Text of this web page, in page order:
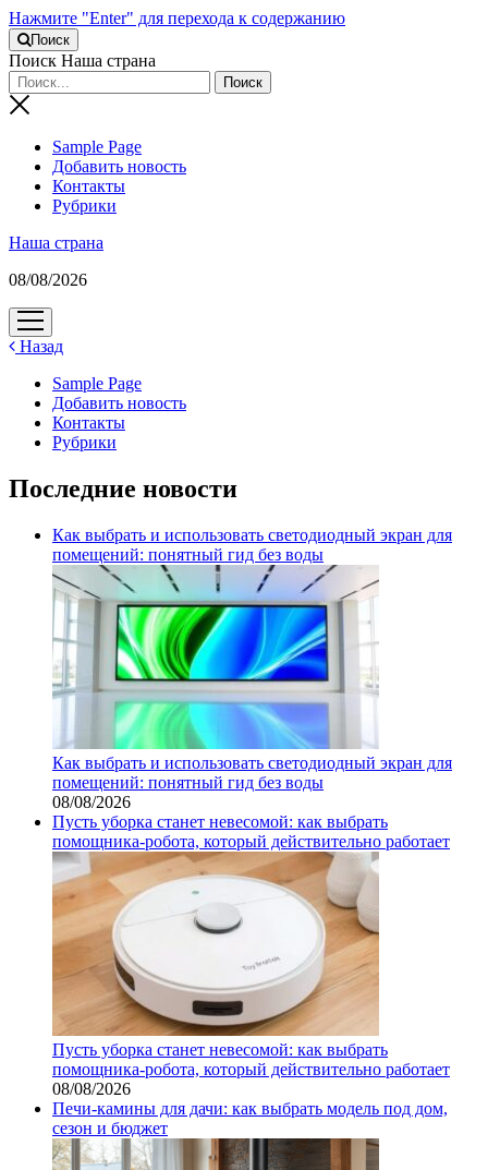
Нажмите "Enter" для перехода к содержанию
Поиск
Поиск Наша страна
Sample Page
Добавить новость
Контакты
Рубрики
Наша страна
08/08/2026
открыть
меню
Назад
Sample Page
Добавить новость
Контакты
Рубрики
Последние новости
Как выбрать и использовать светодиодный экран для
помещений: понятный гид без воды
Как выбрать и использовать светодиодный экран для
помещений: понятный гид без воды
08/08/2026
Пусть уборка станет невесомой: как выбрать
помощника‑робота, который действительно работает
Пусть уборка станет невесомой: как выбрать
помощника‑робота, который действительно работает
08/08/2026
Печи-камины для дачи: как выбрать модель под дом,
сезон и бюджет